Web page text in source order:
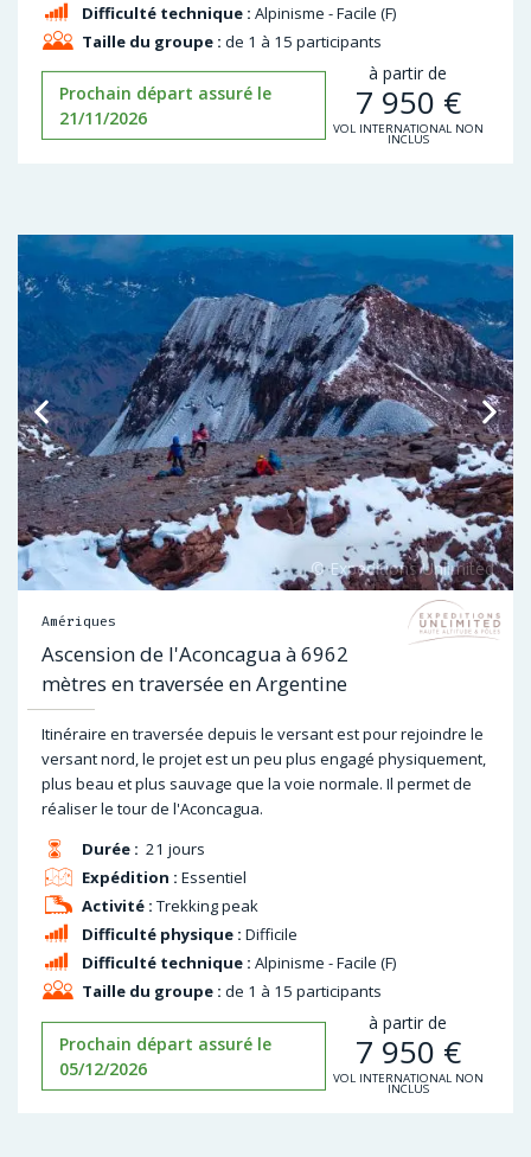
Difficulté technique : Alpinisme - Facile (F)
Taille du groupe : de 1 à 15 participants
Prochain départ assuré le
21/11/2026
à partir de
7 950 €
VOL INTERNATIONAL NON
INCLUS
Amériques
Ascension de l'Aconcagua à 6962
mètres en traversée en Argentine
Itinéraire en traversée depuis le versant est pour rejoindre le
versant nord, le projet est un peu plus engagé physiquement,
plus beau et plus sauvage que la voie normale. Il permet de
réaliser le tour de l'Aconcagua.
Durée : 21 jours
Difficulté physique : Difficile
Expédition : Essentiel
Difficulté technique : Alpinisme - Facile (F)
Activité : Trekking peak
Taille du groupe : de 1 à 15 participants
Prochain départ assuré le
05/12/2026
à partir de
7 950 €
VOL INTERNATIONAL NON
INCLUS